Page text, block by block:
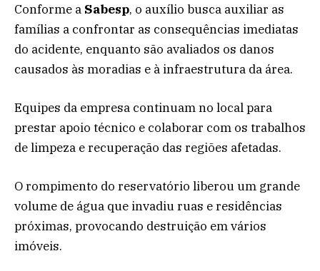
Conforme a Sabesp, o auxílio busca auxiliar as
famílias a confrontar as consequências imediatas
do acidente, enquanto são avaliados os danos
causados às moradias e à infraestrutura da área.
Equipes da empresa continuam no local para
prestar apoio técnico e colaborar com os trabalhos
de limpeza e recuperação das regiões afetadas.
O rompimento do reservatório liberou um grande
volume de água que invadiu ruas e residências
próximas, provocando destruição em vários
imóveis.